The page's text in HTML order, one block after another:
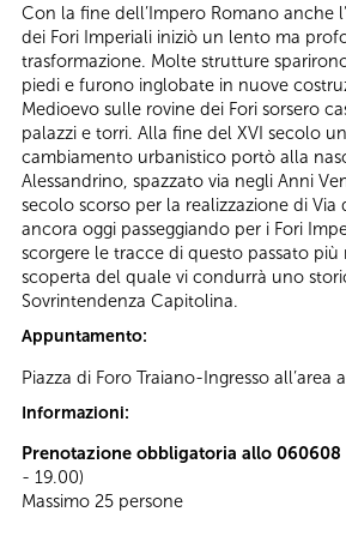
Con la fine dell’Impero Romano anche
dei Fori Imperiali iniziò un lento ma
trasformazione. Molte strutture
piedi e furono inglobate in nuove
Medioevo sulle rovine dei Fori sorsero
palazzi e torri. Alla fine del XVI secolo
cambiamento urbanistico portò alla
Alessandrino, spazzato via negli Anni
secolo scorso per la realizzazione di Via
ancora oggi passeggiando per i Fori
scorgere le tracce di questo passato più
scoperta del quale vi condurrà uno
Sovrintendenza Capitolina.
Appuntamento:
Piazza di Foro Traiano-Ingresso all’area
Informazioni:
Prenotazione obbligatoria allo 060608
- 19.00)
Massimo 25 persone